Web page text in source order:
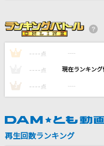
[プロオケ]サクラループ
Chevon
[生音]One more
[生音]ハルジオン
1 ---- 点 ----
---- 点 ----
3 ---- 点 ----
再生回数ランキング